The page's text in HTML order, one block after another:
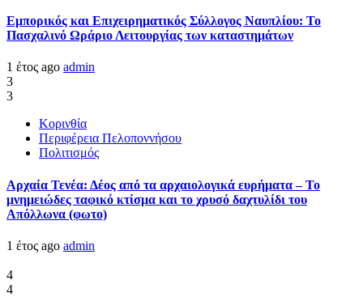
Εμπορικός και Επιχειρηματικός Σύλλογος Ναυπλίου: Το
Πασχαλινό Ωράριο Λειτουργίας των καταστημάτων
1 έτος ago admin
3
3
Κορινθία
Περιφέρεια Πελοποννήσου
Πολιτισμός
Αρχαία Τενέα: Δέος από τα αρχαιολογικά ευρήματα – Το
μνημειώδες ταφικό κτίσμα και το χρυσό δαχτυλίδι του
Απόλλωνα (φωτο)
1 έτος ago admin
4
4